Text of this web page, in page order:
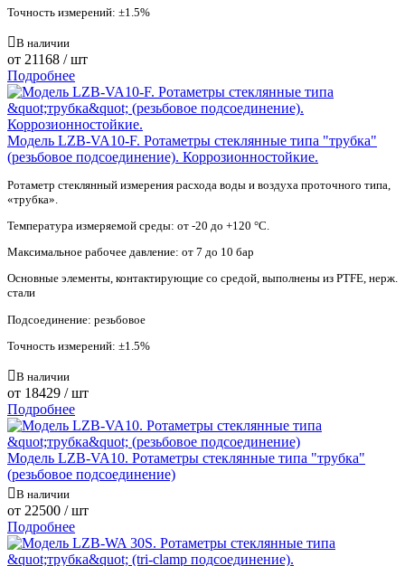
Точность измерений: ±1.5%
В наличии
от 21168 / шт
Подробнее
Модель LZB-VA10-F. Ротаметры стеклянные типа "трубка"
(резьбовое подсоединение). Коррозионностойкие.
Ротаметр стеклянный измерения расхода воды и воздуха проточного типа,
«трубка».
Температура измеряемой среды: от -20 до +120 °С.
Максимальное рабочее давление: от 7 до 10 бар
Основные элементы, контактирующие со средой, выполнены из PTFE, нерж.
стали
Подсоединение: резьбовое
Точность измерений: ±1.5%
В наличии
от 18429 / шт
Подробнее
Модель LZB-VA10. Ротаметры стеклянные типа "трубка"
(резьбовое подсоединение)
В наличии
от 22500 / шт
Подробнее